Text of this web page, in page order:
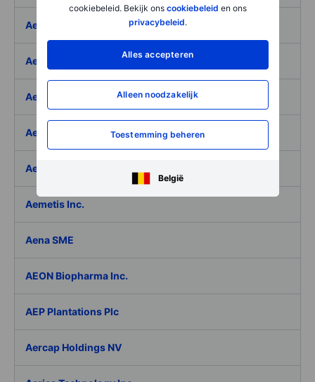
cookiebeleid. Bekijk ons cookiebeleid en ons
privacybeleid.
Alles accepteren
Alleen noodzakelijk
Toestemming beheren
België
Aeffe
Aegon Ltd
Aegon Ltd. - ADR
Aehr Test Systems
Aeluma Inc.
Aemetis Inc.
Aena SME
AEON Biopharma Inc.
AEP Plantations Plc
Aercap Holdings NV